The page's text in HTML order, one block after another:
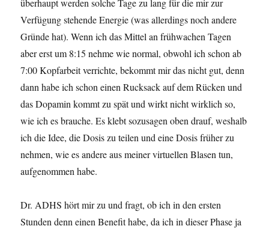
überhaupt werden solche Tage zu lang für die mir zur
Verfügung stehende Energie (was allerdings noch andere
Gründe hat). Wenn ich das Mittel an frühwachen Tagen
aber erst um 8:15 nehme wie normal, obwohl ich schon ab
7:00 Kopfarbeit verrichte, bekommt mir das nicht gut, denn
dann habe ich schon einen Rucksack auf dem Rücken und
das Dopamin kommt zu spät und wirkt nicht wirklich so,
wie ich es brauche. Es klebt sozusagen oben drauf, weshalb
ich die Idee, die Dosis zu teilen und eine Dosis früher zu
nehmen, wie es andere aus meiner virtuellen Blasen tun,
aufgenommen habe.
Dr. ADHS hört mir zu und fragt, ob ich in den ersten
Stunden denn einen Benefit habe, da ich in dieser Phase ja